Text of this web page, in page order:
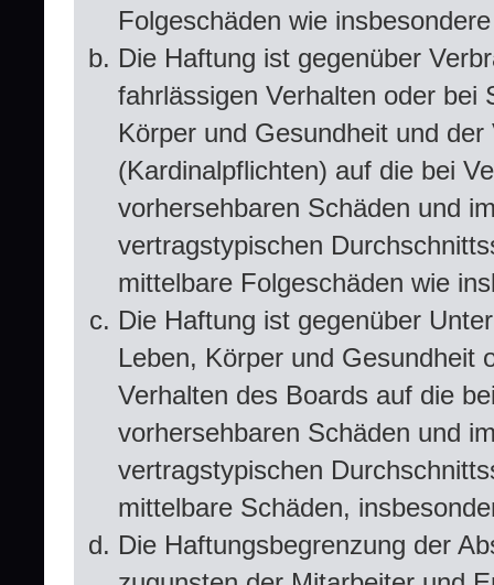
Folgeschäden wie
Die Haftung ist gegenüber
fahrlässigen Verhalten oder bei
Körper und Gesundheit und
(Kardinalpflichten) auf die bei
vorhersehbaren Schäden und
vertragstypischen
mittelbare Folgeschäden wie
Die Haftung ist gegenüber
Leben, Körper und Gesundheit
Verhalten des Boards auf die
vorhersehbaren Schäden und
vertragstypischen
mittelbare Schäden,
Die Haftungsbegrenzung der